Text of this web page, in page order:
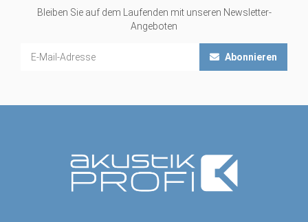
Bleiben Sie auf dem Laufenden mit unseren Newsletter-
Angeboten
Abonnieren